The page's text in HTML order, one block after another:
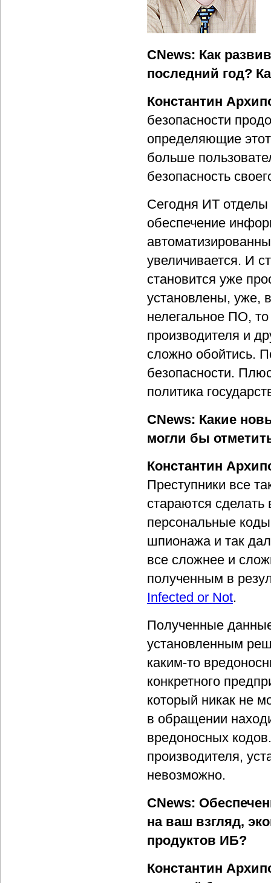
CNews: Как
последний год?
Константин
безопасности
определяющие
больше
безопасность
Сегодня ИТ отделы
обеспечение
увеличивается. И
становится уже
установлены, уже,
нелегальное ПО,
производителя и
сложно обойтись.
безопасности.
политика
CNews: Какие
могли бы
Константин
Преступники все
стараются
персональные
шпионажа и так
все сложнее и
полученным в
Infected or Not.
Полученные
установленным
каким-то
конкретного
который никак не
в обращении
вредоносных
производителя,
невозможно.
CNews:
на ваш взгляд,
продуктов ИБ?
Константин